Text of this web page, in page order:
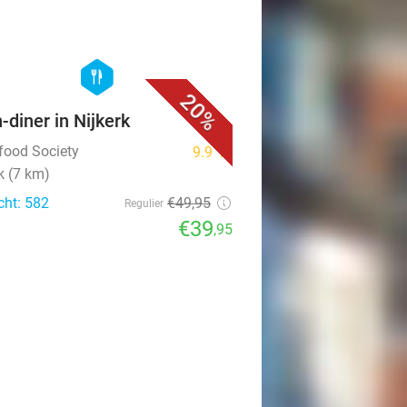
20%
hexagon
food
diner in Nijkerk
Society 9.9star
(7 km)
582
Regulier €49,95
€39,95